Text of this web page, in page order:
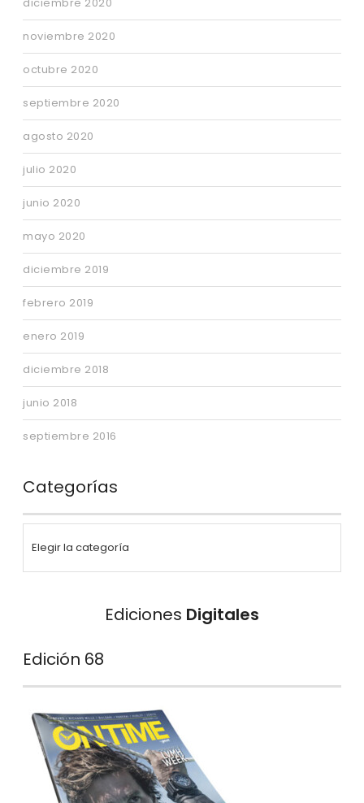
noviembre 2020
octubre 2020
septiembre 2020
agosto 2020
julio 2020
junio 2020
mayo 2020
diciembre 2019
febrero 2019
enero 2019
diciembre 2018
junio 2018
septiembre 2016
Categorías
Ediciones Digitales
Edición 68